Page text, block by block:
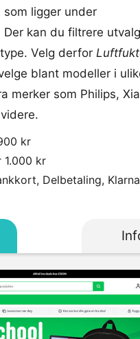
som ligger under
Der kan du filtrere
Velg derfor
blant modeller i
merker som Philips,
kr
1.000 kr